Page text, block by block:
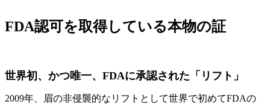
FDA認可を取得している本物の証
世界初、かつ唯一、FDAに承認された「リフト」
2009年、眉の非侵襲的なリフトとして世界で初めてFDAの